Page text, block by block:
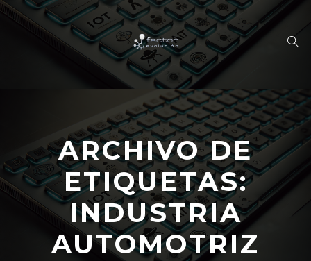
ARCHIVO DE
ETIQUETAS:
INDUSTRIA
AUTOMOTRIZ